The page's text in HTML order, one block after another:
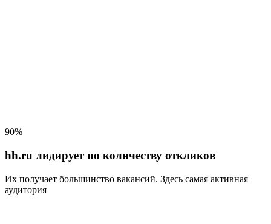
90%
hh.ru лидирует по количеству откликов
Их получает большинство вакансий. Здесь самая активная
аудитория